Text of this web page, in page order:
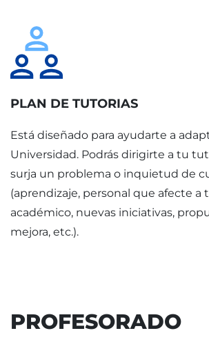
PLAN DE TUTORIAS
Está diseñado para ayudarte a
Universidad. Podrás dirigirte a tu
surja un problema o inquietud de
(aprendizaje, personal que afecte
académico, nuevas iniciativas,
mejora, etc.).
PROFESORADO